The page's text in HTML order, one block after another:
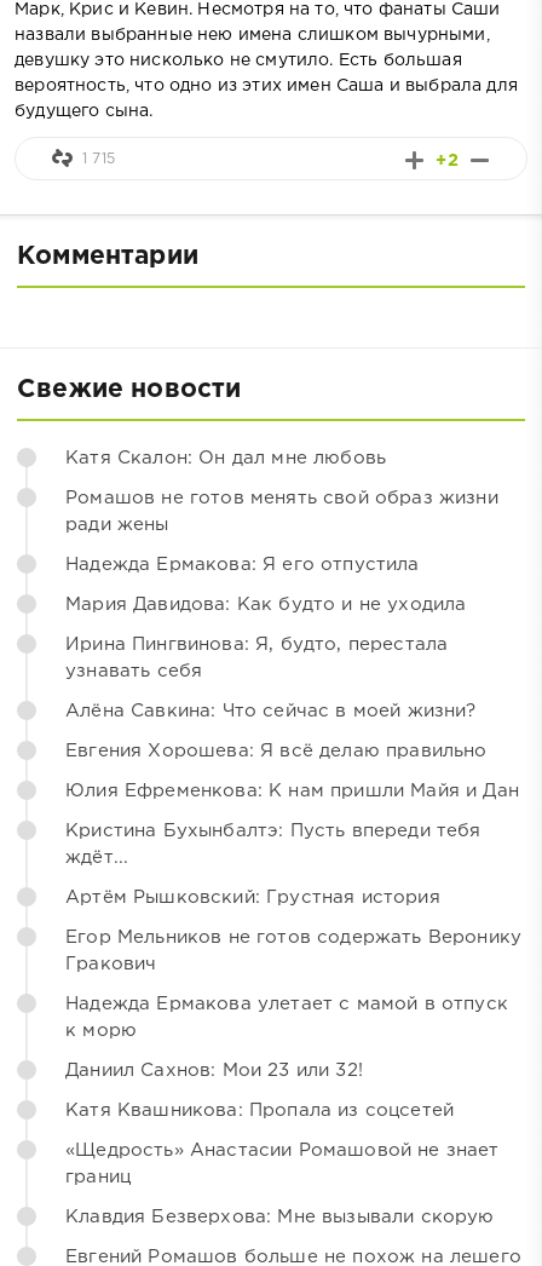
Марк, Крис и Кевин. Несмотря на то, что фанаты Саши
назвали выбранные нею имена слишком вычурными,
девушку это нисколько не смутило. Есть большая
вероятность, что одно из этих имен Саша и выбрала для
будущего сына.
+2
1 715
Комментарии
Свежие новости
Катя Скалон: Он дал мне любовь
Ромашов не готов менять свой образ жизни
ради жены
Надежда Ермакова: Я его отпустила
Мария Давидова: Как будто и не уходила
Ирина Пингвинова: Я, будто, перестала
узнавать себя
Алёна Савкина: Что сейчас в моей жизни?
Евгения Хорошева: Я всё делаю правильно
Юлия Ефременкова: К нам пришли Майя и Дан
Кристина Бухынбалтэ: Пусть впереди тебя
ждёт...
Артём Рышковский: Грустная история
Егор Мельников не готов содержать Веронику
Гракович
Надежда Ермакова улетает с мамой в отпуск
к морю
Даниил Сахнов: Мои 23 или 32!
Катя Квашникова: Пропала из соцсетей
«Щедрость» Анастасии Ромашовой не знает
границ
Клавдия Безверхова: Мне вызывали скорую
Евгений Ромашов больше не похож на лешего